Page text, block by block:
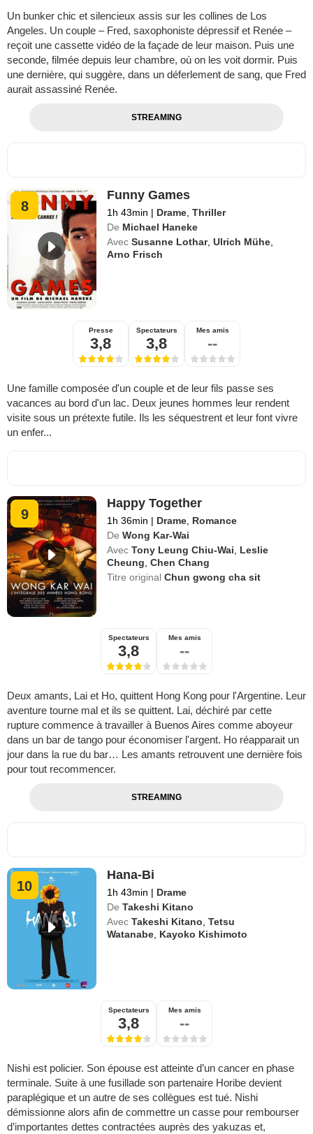
Un bunker chic et silencieux assis sur les collines de Los
Angeles. Un couple – Fred, saxophoniste dépressif et Renée –
reçoit une cassette vidéo de la façade de leur maison. Puis une
seconde, filmée depuis leur chambre, où on les voit dormir. Puis
une dernière, qui suggère, dans un déferlement de sang, que Fred
aurait assassiné Renée.
STREAMING
8
Funny Games
1h 43min | Drame ,Thriller
De Michael Haneke
Avec Susanne Lothar,Ulrich Mühe
Arno Frisch
Presse
3,8
Spectateurs
3,8
Mes amis
--
Une famille composée d'un couple et de leur fils passe ses
vacances au bord d'un lac. Deux jeunes hommes leur rendent
visite sous un prétexte futile. Ils les séquestrent et leur font vivre
un enfer...
9
Happy Together
1h 36min | Drame Romance
De Wong Kar-Wai
Avec Tony Leung Chiu-Wai
Leslie
Cheung ,Chen Chang
Titre originalChun gwong cha sit
Spectateurs
3,8
Mes amis
--
Deux amants, Lai et Ho, quittent Hong Kong pour l'Argentine. Leur
aventure tourne mal et ils se quittent. Lai, déchiré par cette
rupture commence à travailler à Buenos Aires comme aboyeur
dans un bar de tango pour économiser l'argent. Ho réapparait un
jour dans la rue du bar… Les amants retrouvent une dernière fois
pour tout recommencer.
STREAMING
10
Hana-Bi
1h 43min | Drame
De Takeshi Kitano
Avec Takeshi Kitano,Tetsu
Watanabe, Kayoko Kishimoto
Spectateurs
3,8
Mes amis
--
Nishi est policier. Son épouse est atteinte d’un cancer en phase
terminale. Suite à une fusillade son partenaire Horibe devient
paraplégique et un autre de ses collègues est tué. Nishi
démissionne alors afin de commettre un casse pour rembourser
d’importantes dettes contractées auprès des yakuzas et,